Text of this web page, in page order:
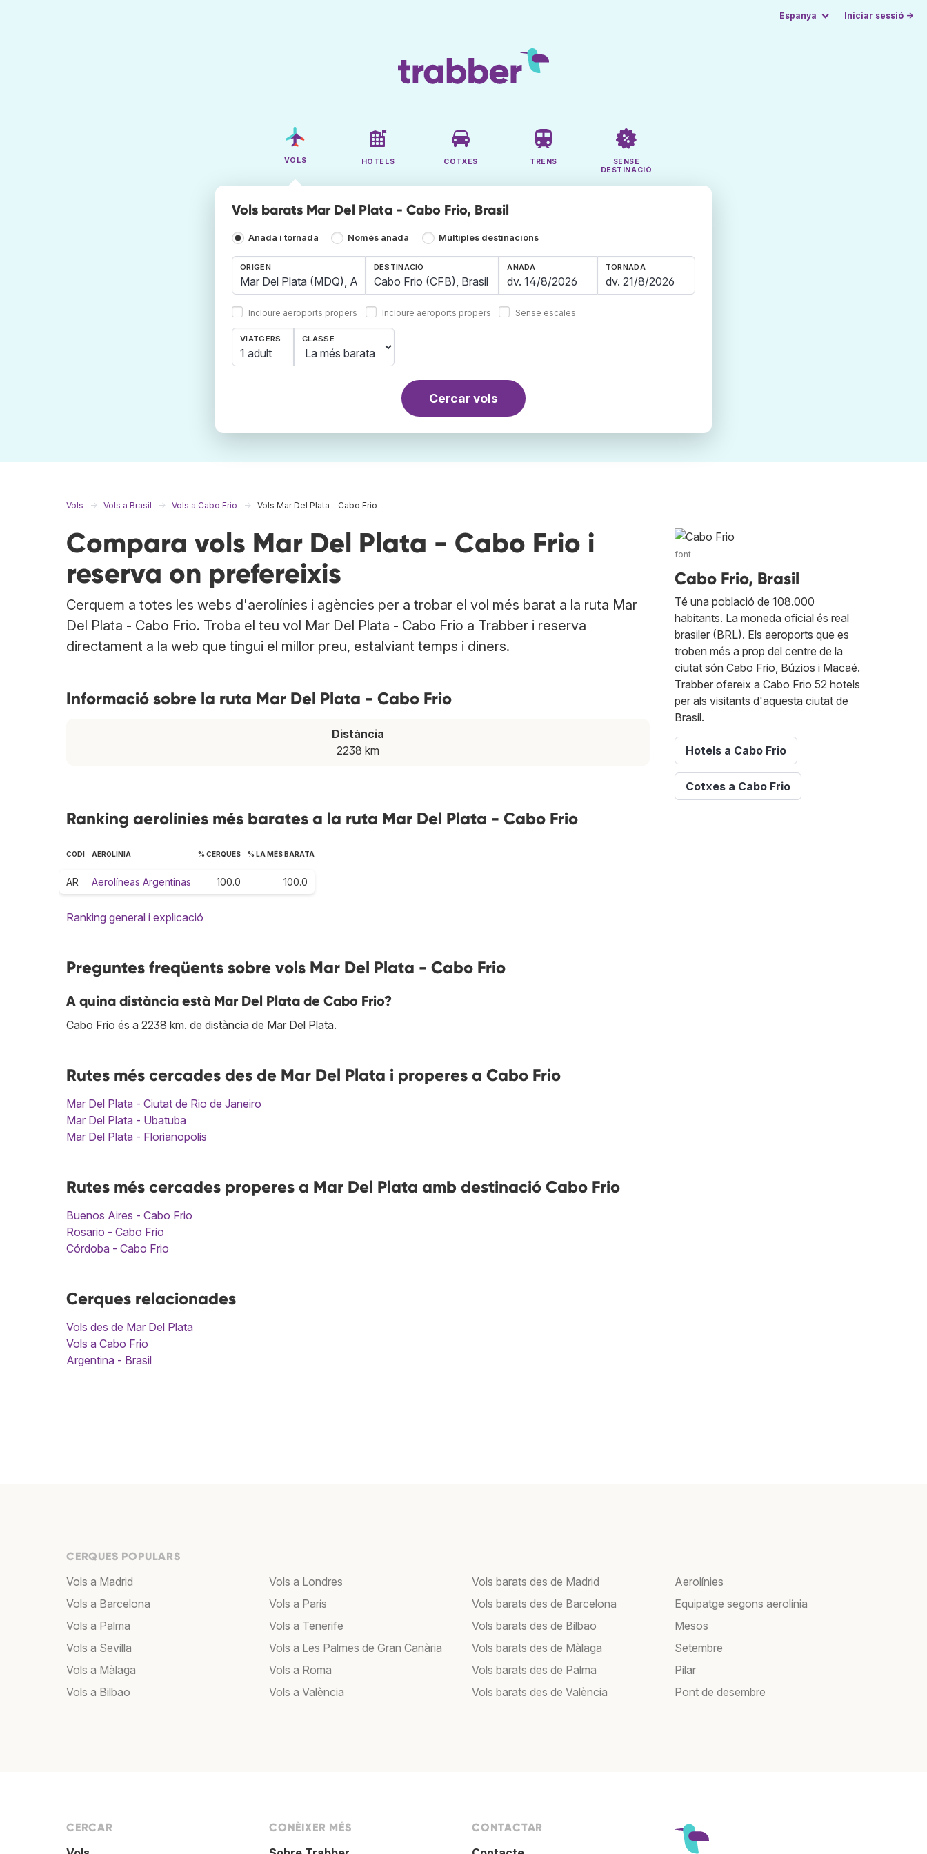
Espanya Iniciar sessió →
VOLS HOTELS COTXES TRENS
SENSE
DESTINACIÓ
Vols barats Mar Del Plata - Cabo Frio, Brasil
Anada i tornada Només anada Múltiples destinacions
ORIGEN
Incloure aeroports propers
DESTINACIÓ
Incloure aeroports propers
ANADA TORNADA
Sense escales
VIATGERS
1 adult
CLASSE
Cercar vols
Vols Vols a Brasil Vols a Cabo Frio Vols Mar Del Plata - Cabo Frio
Compara vols Mar Del Plata - Cabo Frio i
reserva on prefereixis
Cerquem a totes les webs d'aerolínies i agències per a trobar el vol més barat a la ruta Mar
Del Plata - Cabo Frio. Troba el teu vol Mar Del Plata - Cabo Frio a Trabber i reserva
directament a la web que tingui el millor preu, estalviant temps i diners.
Informació sobre la ruta Mar Del Plata - Cabo Frio
Distància
2238 km
Ranking aerolínies més barates a la ruta Mar Del Plata - Cabo Frio
CODI AEROLÍNIA % CERQUES % LA MÉS BARATA
AR Aerolíneas Argentinas 100.0 100.0
Ranking general i explicació
Preguntes freqüents sobre vols Mar Del Plata - Cabo Frio
A quina distància està Mar Del Plata de Cabo Frio?
Cabo Frio és a 2238 km. de distància de Mar Del Plata.
Rutes més cercades des de Mar Del Plata i properes a Cabo Frio
Mar Del Plata - Ciutat de Rio de Janeiro
Mar Del Plata - Ubatuba
Mar Del Plata - Florianopolis
Rutes més cercades properes a Mar Del Plata amb destinació Cabo Frio
Buenos Aires - Cabo Frio
Rosario - Cabo Frio
Córdoba - Cabo Frio
Cerques relacionades
Vols des de Mar Del Plata
Vols a Cabo Frio
Argentina - Brasil
font
Cabo Frio, Brasil
Té una població de 108.000
habitants. La moneda oficial és real
brasiler (BRL). Els aeroports que es
troben més a prop del centre de la
ciutat són Cabo Frio, Búzios i Macaé.
Trabber ofereix a Cabo Frio 52 hotels
per als visitants d'aquesta ciutat de
Brasil.
Hotels a Cabo Frio
Cotxes a Cabo Frio
CERQUES POPULARS
Vols a Madrid
Vols a Barcelona
Vols a Palma
Vols a Sevilla
Vols a Màlaga
Vols a Bilbao
Vols a Londres
Vols a París
Vols a Tenerife
Vols a Les Palmes de Gran Canària
Vols a Roma
Vols a València
Vols barats des de Madrid
Vols barats des de Barcelona
Vols barats des de Bilbao
Vols barats des de Màlaga
Vols barats des de Palma
Vols barats des de València
Aerolínies
Equipatge segons aerolínia
Mesos
Setembre
Pilar
Pont de desembre
CERCAR CONÈIXER MÉS CONTACTAR